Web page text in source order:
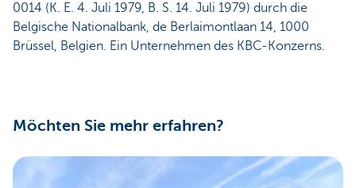
0014 (K. E. 4. Juli 1979, B. S. 14. Juli 1979) durch die
Belgische Nationalbank, de Berlaimontlaan 14, 1000
Brüssel, Belgien. Ein Unternehmen des KBC-Konzerns.
Möchten Sie mehr erfahren?